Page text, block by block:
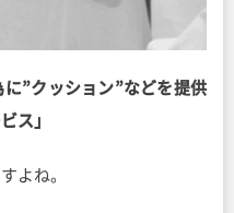
に”クッション”などを提供
ス」
よね。